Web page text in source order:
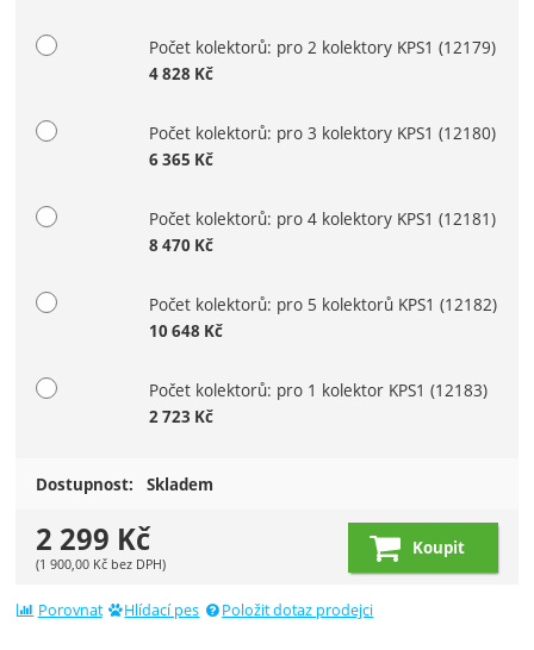
Počet kolektorů: pro 2 kolektory KPS1(12179)
4 828 Kč
Počet kolektorů: pro 3 kolektory KPS1(12180)
6 365 Kč
Počet kolektorů: pro 4 kolektory KPS1(12181)
8 470 Kč
Počet kolektorů: pro 5 kolektorů KPS1(12182)
10 648 Kč
Počet kolektorů: pro 1 kolektor KPS1(12183)
2 723 Kč
Dostupnost: Skladem
2 299 Kč
(1 900,00 Kč bez DPH)
Koupit
Porovnat Hlídací pes Položit dotaz prodejci